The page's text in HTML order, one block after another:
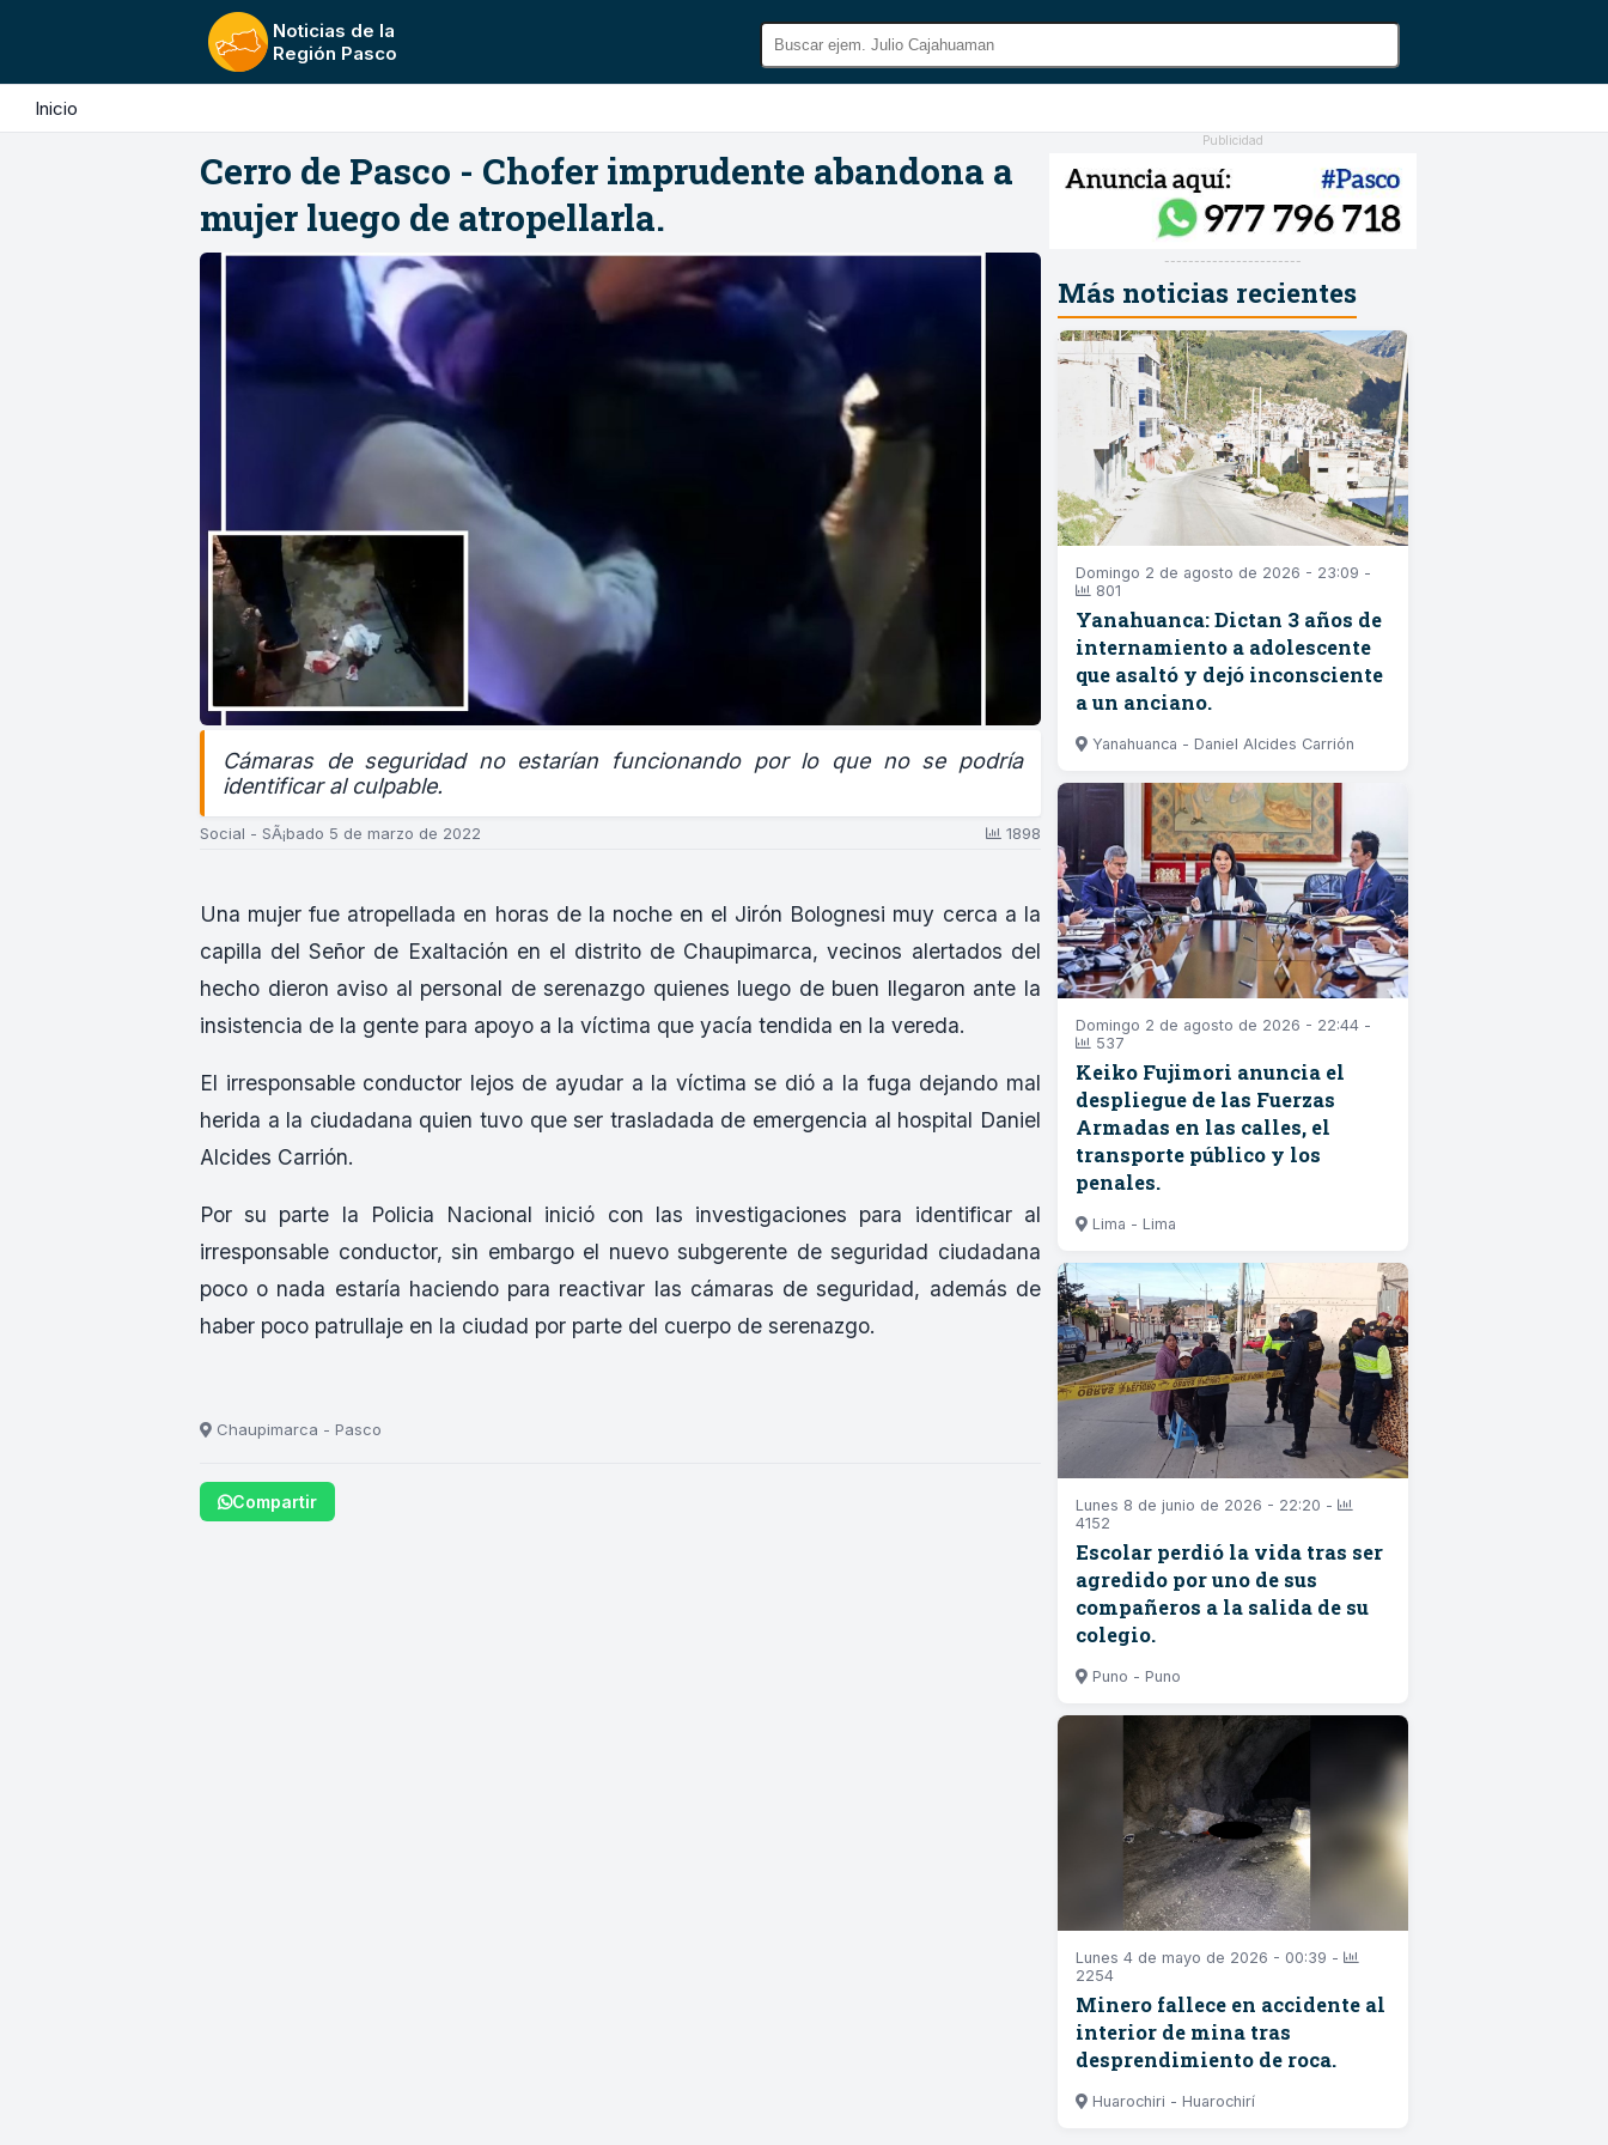
Noticias de la
Región Pasco
Inicio
Cerro de Pasco - Chofer imprudente abandona a
mujer luego de atropellarla.
Cámaras de seguridad no estarían funcionando por lo que no se podría
identificar al culpable.
Social - SÃ¡bado 5 de marzo de 2022 1898
Una mujer fue atropellada en horas de la noche en el Jirón Bolognesi muy cerca a la
capilla del Señor de Exaltación en el distrito de Chaupimarca, vecinos alertados del
hecho dieron aviso al personal de serenazgo quienes luego de buen llegaron ante la
insistencia de la gente para apoyo a la víctima que yacía tendida en la vereda.
El irresponsable conductor lejos de ayudar a la víctima se dió a la fuga dejando mal
herida a la ciudadana quien tuvo que ser trasladada de emergencia al hospital Daniel
Alcides Carrión.
Por su parte la Policia Nacional inició con las investigaciones para identificar al
irresponsable conductor, sin embargoel nuevo subgerente de seguridad ciudadana
poco o nada estaría haciendo para reactivar las cámaras de seguridad, además de
haber poco patrullaje en la ciudad por parte del cuerpo de serenazgo.
Chaupimarca - Pasco
Compartir
Publicidad
-----------------------
Más noticias recientes
Domingo 2 de agosto de 2026 - 23:09 -
801
Yanahuanca: Dictan 3 años de
internamiento a adolescente
que asaltó y dejó inconsciente
a un anciano.
Yanahuanca - Daniel Alcides Carrión
Domingo 2 de agosto de 2026 - 22:44 -
537
Keiko Fujimori anuncia el
despliegue de las Fuerzas
Armadas en las calles, el
transporte público y los
penales.
Lima - Lima
Lunes 8 de junio de 2026 - 22:20 -
4152
Escolar perdió la vida tras ser
agredido por uno de sus
compañeros a la salida de su
colegio.
Puno - Puno
Lunes 4 de mayo de 2026 - 00:39 -
2254
Minero fallece en accidente al
interior de mina tras
desprendimiento de roca.
Huarochiri - Huarochirí